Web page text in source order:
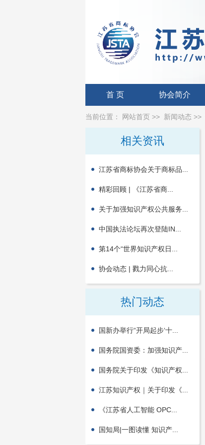
首 页 协会简介
当前位置： 网站首页 >> 新闻动态 >>
相关资讯
江苏省商标协会关于商标品...
精彩回顾 | 《江苏省商...
关于加强知识产权公共服务...
中国执法论坛再次登陆IN...
第14个“世界知识产权日...
协会动态 | 戮力同心抗...
热门动态
国新办举行“开局起步‘十...
国务院国资委：加强知识产...
国务院关于印发《知识产权...
江苏知识产权｜关于印发《...
《江苏省人工智能 OPC...
国知局|一图读懂 知识产...